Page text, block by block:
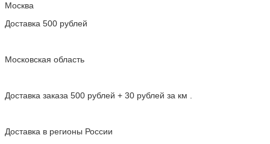
Москва
Доставка 500 рублей
Московская область
Доставка заказа 500 рублей + 30 рублей за км .
Доставка в регионы России